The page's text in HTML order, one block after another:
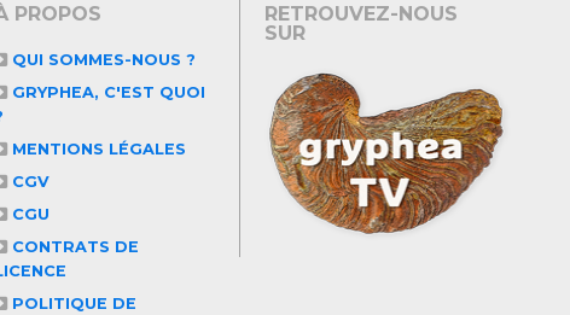
PROPOS
QUI SOMMES-NOUS ?
GRYPHEA, C'EST QUOI
MENTIONS LÉGALES
CGV
CGU
CONTRATS DE
POLITIQUE DE
RETROUVEZ-NOUS
SUR